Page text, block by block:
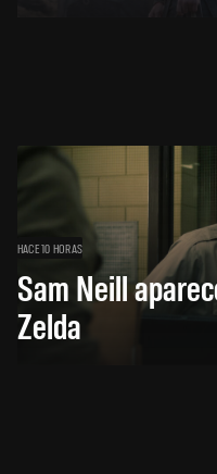
HACE 10 HORAS
Sam Neill
Zelda